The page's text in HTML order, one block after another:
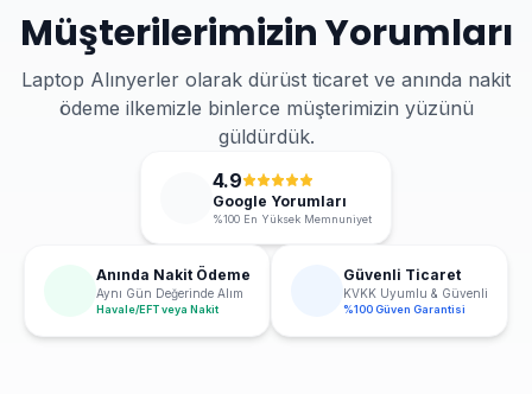
Müşterilerimizin Yorumları
Laptop Alınyerler olarak dürüst ticaret ve anında nakit
ödeme ilkemizle binlerce müşterimizin yüzünü
güldürdük.
4.9
Google Yorumları
%100 En Yüksek Memnuniyet
Anında Nakit Ödeme
Aynı Gün Değerinde Alım
Havale/EFT veya Nakit
Güvenli Ticaret
KVKK Uyumlu & Güvenli
%100 Güven Garantisi